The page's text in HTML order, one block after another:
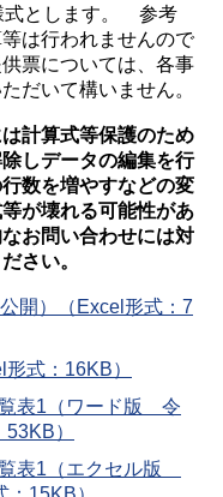
式とします。 参考
は行われませんので
票については、各事
だいて構いません。
計算式等保護のため
しデータの編集を行
数を増やすなどの変
が壊れる可能性があ
お問い合わせには対
さい。
開）（Excel形式：7
式：16KB）
表1（ワード版 令
）
表1（エクセル版